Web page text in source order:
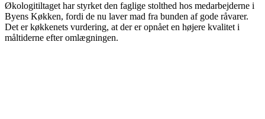
Økologitiltaget har styrket den faglige stolthed hos medarbejderne i
Byens Køkken, fordi de nu laver mad fra bunden af gode råvarer.
Det er køkkenets vurdering, at der er opnået en højere kvalitet i
måltiderne efter omlægningen.